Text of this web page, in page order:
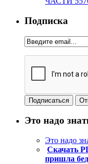
Подписка
Это надо
Это надо
Скачать
пришла